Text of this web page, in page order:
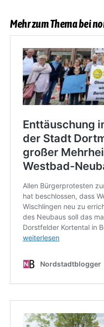
Mehr zum Thema bei